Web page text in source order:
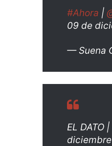
#Ahora |
09 de
— Suena
EL DATO |